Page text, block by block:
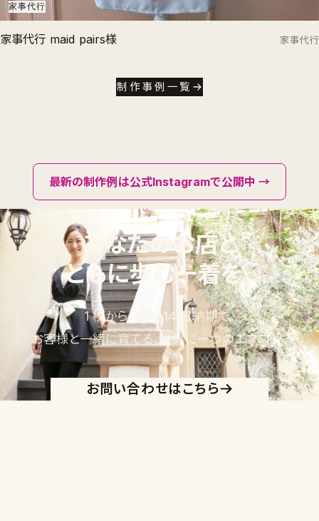
家事代行
家事代行 maid pairs様 家事代行
制作事例一覧
最新の制作例は公式Instagramで公開中 →
あなたのお店と
ともに歩む一着を。
1 枚から、最短 14 日納期で。
お客様と一緒に育てる、世界に一つのエプロン。
お問い合わせはこちら